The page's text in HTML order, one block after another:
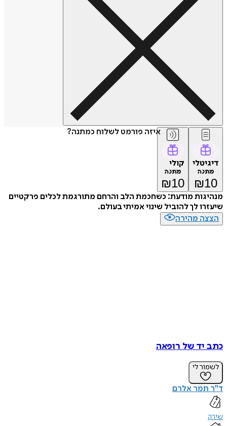
איזה פורמט לשלוח כמתנה?
דיגיטלי
מתנה
₪10
קולי
מתנה
₪10
מנהיגות מודעת: כשחכמת הלב והרחם מתורגמת לכלים פרקטיים
שיעזרו לך להוביל שינוי אמיתי בעולם.
הצצה מהירה
כתב יד של רופאה
לשמור לי
ד"ר תמר אלרם
שירה